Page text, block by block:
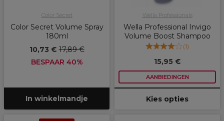
Color Secret
Color Secret Volume Spray
180ml
10,73 €17,89 €
BESPAAR 40%
In winkelmandje
Wella Professionals
Wella Professional Invigo
Volume Boost Shampoo
(1)
15,95 €
AANBIEDINGEN
Kies opties